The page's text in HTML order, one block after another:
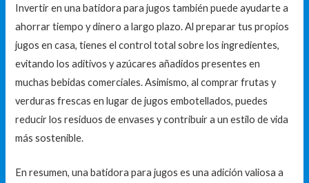
Invertir en una batidora para jugos también puede ayudarte a
ahorrar tiempo y dinero a largo plazo. Al preparar tus propios
jugos en casa, tienes el control total sobre los ingredientes,
evitando los aditivos y azúcares añadidos presentes en
muchas bebidas comerciales. Asimismo, al comprar frutas y
verduras frescas en lugar de jugos embotellados, puedes
reducir los residuos de envases y contribuir a un estilo de vida
más sostenible.
En resumen, una batidora para jugos es una adición valiosa a